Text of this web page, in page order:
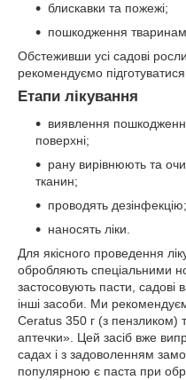
блискавки та пожежі;
пошкодження
Обстеживши усі садові
рекомендуємо
Етапи лікування
виявлення
поверхні;
рану вирівнюють та
тканин;
проводять дезінфекцію;
наносять ліки.
Для якісного проведення
обробляють спеціальними
застосовують пасти, садові
інші засоби. Ми
Ceratus 350 г (з пензликом)
аптечки». Цей засіб вже
садах і з задоволенням
популярною є паста при